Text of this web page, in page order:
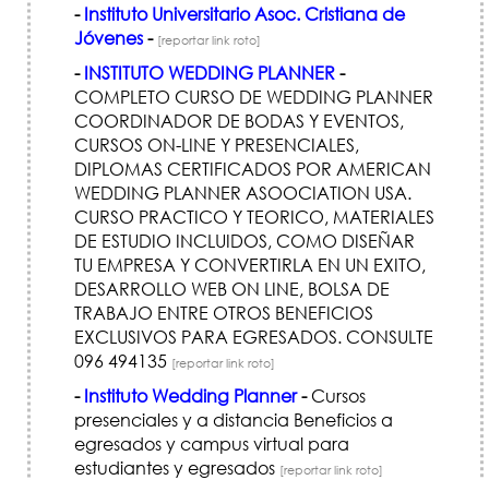
- Instituto Universitario Asoc. Cristiana de
Jóvenes- [reportar link roto]
- INSTITUTO WEDDING PLANNER-
COMPLETO CURSO DE WEDDING PLANNER
COORDINADOR DE BODAS Y EVENTOS,
CURSOS ON-LINE Y PRESENCIALES,
DIPLOMAS CERTIFICADOS POR AMERICAN
WEDDING PLANNER ASOOCIATION USA.
CURSO PRACTICO Y TEORICO, MATERIALES
DE ESTUDIO INCLUIDOS, COMO DISEÑAR
TU EMPRESA Y CONVERTIRLA EN UN EXITO,
DESARROLLO WEB ON LINE, BOLSA DE
TRABAJO ENTRE OTROS BENEFICIOS
EXCLUSIVOS PARA EGRESADOS. CONSULTE
096 494135 [reportar link roto]
- Instituto Wedding Planner-Cursos
presenciales y a distancia Beneficios a
egresados y campus virtual para
estudiantes y egresados [reportar link roto]